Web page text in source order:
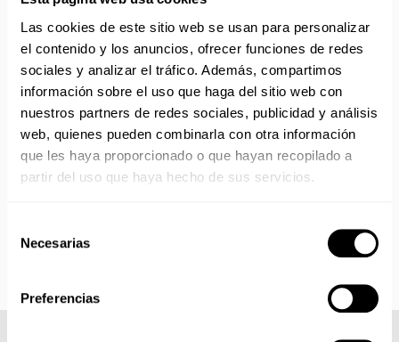
Las cookies de este sitio web se usan para personalizar
el contenido y los anuncios, ofrecer funciones de redes
sociales y analizar el tráfico. Además, compartimos
información sobre el uso que haga del sitio web con
nuestros partners de redes sociales, publicidad y análisis
web, quienes pueden combinarla con otra información
que les haya proporcionado o que hayan recopilado a
partir del uso que haya hecho de sus servicios.
Necesarias
Preferencias
No realizamos envíos del 10 al 21 de agosto.
Reanudamos envíos el día 24 de agosto para productos
con disponibilidad 24/48 horas.
Si adquieres productos con distinto plazo de entrega, el
pedido se envía cuando está completo.
Los productos sin disponibilidad 24 horas serán servidos a
partir de la fecha indicada en cada producto según fábrica.
IMPORTANTE PERSONALIZACIONES
: EL taller de
bordados y estampados está cerrado en agosto. Se